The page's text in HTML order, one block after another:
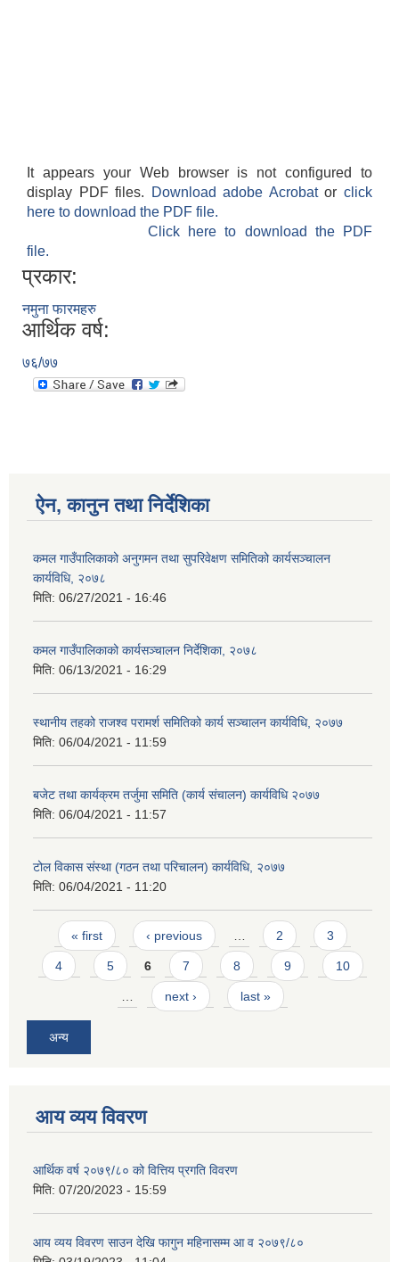
It appears your Web browser is not configured to
display PDF files.
Download adobe Acrobatorclick
here to download the PDF file.
Click here to download the PDF
file.
प्रकार:
नमुना फारमहरु
आर्थिक वर्ष:
७६/७७
ऐन, कानुन तथा निर्देशिका
कमल गाउँपालिकाको अनुगमन तथा सुपरिवेक्षण समितिको कार्यसञ्चालन
कार्यविधि, २०७८
मिति: 06/27/2021 - 16:46
कमल गाउँपालिकाको कार्यसञ्‍चालन निर्देशिका, २०७८
मिति: 06/13/2021 - 16:29
स्थानीय तहको राजश्व परामर्श समितिको कार्य सञ्चालन कार्यविधि, २०७७
मिति: 06/04/2021 - 11:59
बजेट तथा कार्यक्रम तर्जुमा समिति (कार्य संचालन) कार्यविधि २०७७
मिति: 06/04/2021 - 11:57
टोल विकास संस्था (गठन तथा परिचालन) कार्यविधि, २०७७
मिति: 06/04/2021 - 11:20
Pages
« first ‹ previous 2 3
4 5 6 7 8 9 10
next › last »
अन्य
आय व्यय विवरण
आर्थिक वर्ष २०७९/८० को वित्तिय प्रगति विवरण
मिति: 07/20/2023 - 15:59
आय व्यय विवरण साउन देखि फागुन महिनासम्म आ व २०७९/८०